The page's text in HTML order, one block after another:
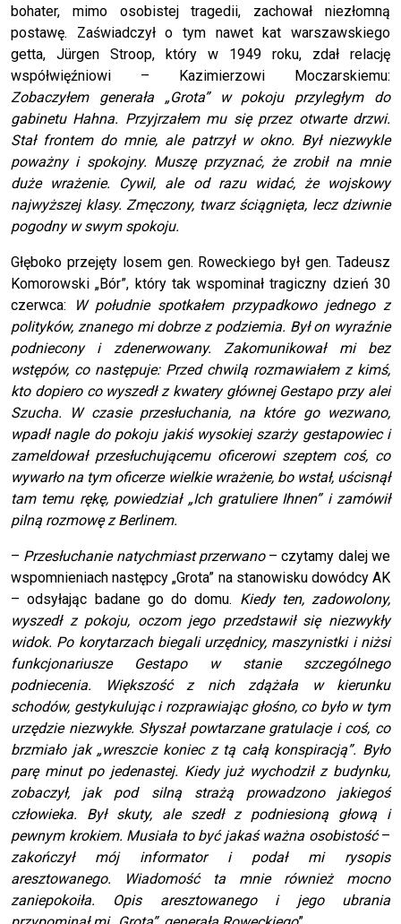
bohater, mimo osobistej tragedii, zachował niezłomną
postawę. Zaświadczył o tym nawet kat warszawskiego
getta, Jürgen Stroop, który w 1949 roku, zdał relację
współwięźniowi – Kazimierzowi Moczarskiemu:
Zobaczyłem generała „Grota” w pokoju przyległym do
gabinetu Hahna. Przyjrzałem mu się przez otwarte drzwi.
Stał frontem do mnie, ale patrzył w okno. Był niezwykle
poważny i spokojny. Muszę przyznać, że zrobił na mnie
duże wrażenie. Cywil, ale od razu widać, że wojskowy
najwyższej klasy. Zmęczony, twarz ściągnięta, lecz dziwnie
pogodny w swym spokoju.
Głęboko przejęty losem gen. Roweckiego był gen. Tadeusz
Komorowski „Bór”, który tak wspominał tragiczny dzień 30
czerwca:
W południe spotkałem przypadkowo jednego z
polityków, znanego mi dobrze z podziemia. Był on wyraźnie
podniecony i zdenerwowany. Zakomunikował mi bez
wstępów, co następuje: Przed chwilą rozmawiałem z kimś,
kto dopiero co wyszedł z kwatery głównej Gestapo przy alei
Szucha. W czasie przesłuchania, na które go wezwano,
wpadł nagle do pokoju jakiś wysokiej szarży gestapowiec i
zameldował przesłuchującemu oficerowi szeptem coś, co
wywarło na tym oficerze wielkie wrażenie, bo wstał, uścisnął
tam temu rękę, powiedział „Ich gratuliere Ihnen” i zamówił
pilną rozmowę z Berlinem.
– Przesłuchanie natychmiast przerwano– czytamy dalej we
wspomnieniach następcy „Grota” na stanowisku dowódcy AK
– odsyłając badane go do domu. Kiedy ten, zadowolony,
wyszedł z pokoju, oczom jego przedstawił się niezwykły
widok. Po korytarzach biegali urzędnicy, maszynistki i niżsi
funkcjonariusze Gestapo w stanie szczególnego
podniecenia. Większość z nich zdążała w kierunku
schodów, gestykulując i rozprawiając głośno, co było w tym
urzędzie niezwykłe. Słyszał powtarzane gratulacje i coś, co
brzmiało jak „wreszcie koniec z tą całą konspiracją”. Było
parę minut po jedenastej. Kiedy już wychodził z budynku,
zobaczył, jak pod silną strażą prowadzono jakiegoś
człowieka. Był skuty, ale szedł z podniesioną głową i
pewnym krokiem. Musiała to być jakaś ważna osobistość–
zakończył mój informator i podał mi rysopis
aresztowanego. Wiadomość ta mnie również mocno
zaniepokoiła. Opis aresztowanego i jego ubrania